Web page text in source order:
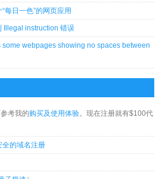
每日一色”的网页应用
Illegal instruction 错误
some webpages showing no spaces between
参考我的购买及使用体验。现在注册就有$100代
全的域名注册